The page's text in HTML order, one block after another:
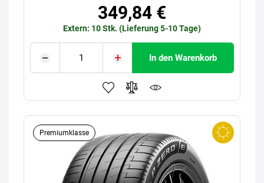
349,84 €
Extern: 10 Stk. (Lieferung 5-10 Tage)
In den Warenkorb
Premiumklasse